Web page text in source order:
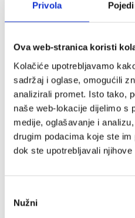
Privola
Ova web-stranica koristi
Kolačiće upotrebljavamo
sadržaj i oglase, omogućili
analizirali promet. Isto tako,
naše web-lokacije dijelimo s
medije, oglašavanje i
drugim podacima koje ste
dok ste upotrebljavali njihove
pristanka
Nužni
čašu
Prijavite se na
ostvarite do 10 %
Povremeno ćemo Vam
tekstove i akcije, a kod za
sandučić.
*Provjeriti neželjenu poštu.
Ime*